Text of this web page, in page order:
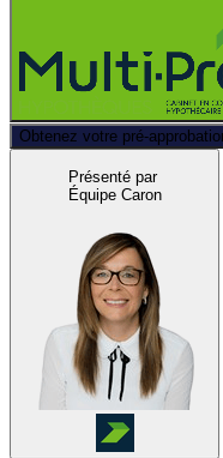
Obtenez votre pré-
Présenté par
Équipe Caron